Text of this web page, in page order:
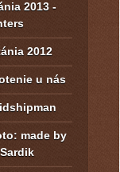
2013 -
2012
u nás
made by